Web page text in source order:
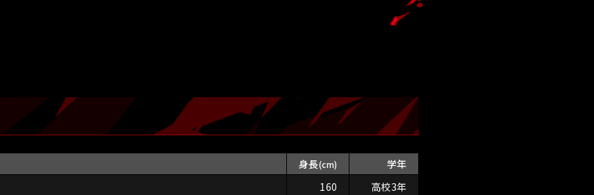
身長(cm)
学年
160
高校3年